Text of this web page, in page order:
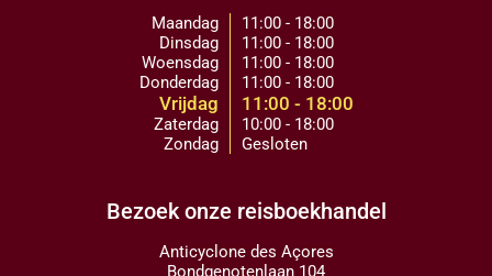
Maandag
Dinsdag
Woensdag
Donderdag
Vrijdag
Zaterdag
Zondag
11:00 - 18:00
11:00 - 18:00
11:00 - 18:00
11:00 - 18:00
11:00 - 18:00
10:00 - 18:00
Gesloten
Bezoek onze reisboekhandel
Anticyclone des Açores
Bondgenotenlaan 104